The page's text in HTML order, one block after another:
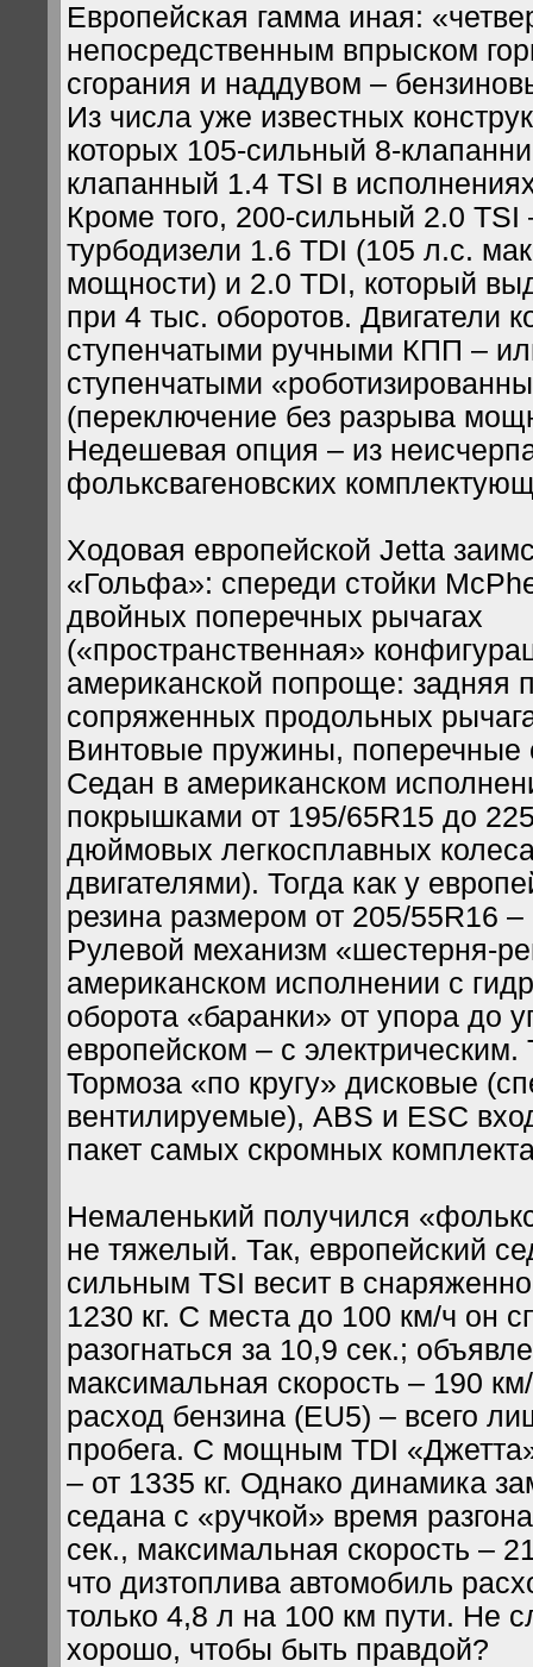
Европейская гамма иная:
непосредственным впрыском
сгорания и наддувом –
Из числа уже известных
которых 105-сильный 8-
клапанный 1.4 TSI в
Кроме того, 200-сильный 2.0
турбодизели 1.6 TDI (105 л.с.
мощности) и 2.0 TDI, который
при 4 тыс. оборотов. Двигатели
ступенчатыми ручными КПП –
ступенчатыми
(переключение без разрыва
Недешевая опция – из
фольксвагеновских
Ходовая европейской Jetta
«Гольфа»: спереди стойки
двойных поперечных рычагах
(«пространственная»
американской попроще: задняя
сопряженных продольных
Винтовые пружины, поперечные
Седан в американском
покрышками от 195/65R15 до
дюймовых легкосплавных
двигателями). Тогда как у
резина размером от 205/55R16 –
Рулевой механизм «шестерня-
американском исполнении с
оборота «баранки» от упора до
европейском – с электрическим.
Тормоза «по кругу» дисковые
вентилируемые), ABS и ESC
пакет самых скромных
Немаленький получился
не тяжелый. Так, европейский
сильным TSI весит в
1230 кг. С места до 100 км/ч он
разогнаться за 10,9 сек.;
максимальная скорость – 190
расход бензина (EU5) – всего
пробега. С мощным TDI
– от 1335 кг. Однако динамика
седана с «ручкой» время
сек., максимальная скорость –
что дизтоплива автомобиль
только 4,8 л на 100 км пути. Не
хорошо, чтобы быть правдой?